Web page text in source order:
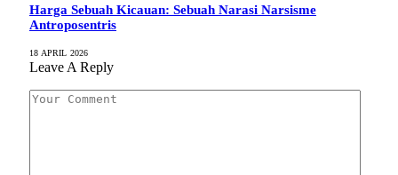
Harga Sebuah Kicauan: Sebuah Narasi Narsisme
Antroposentris
18 APRIL 2026
Leave A Reply